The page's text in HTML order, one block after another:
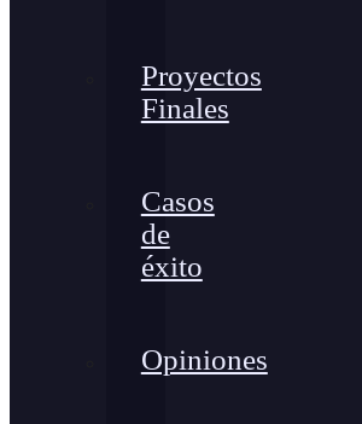
Proyectos
Finales
Casos
de
éxito
Opiniones